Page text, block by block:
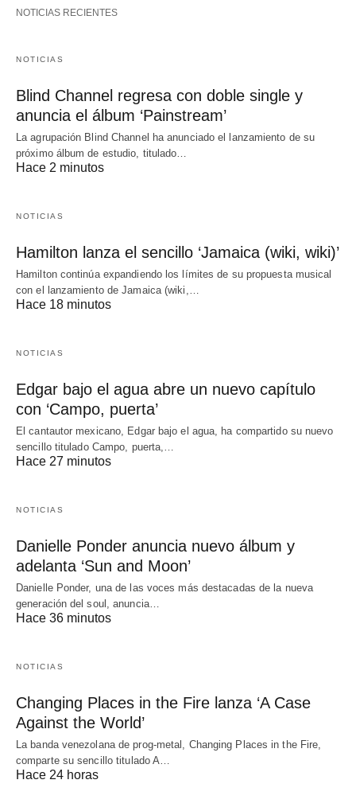
NOTICIAS RECIENTES
NOTICIAS
Blind Channel regresa con doble single y
anuncia el álbum ‘Painstream’
La agrupación Blind Channel ha anunciado el lanzamiento de su
próximo álbum de estudio, titulado…
Hace 2 minutos
NOTICIAS
Hamilton lanza el sencillo ‘Jamaica (wiki, wiki)’
Hamilton continúa expandiendo los límites de su propuesta musical
con el lanzamiento de Jamaica (wiki,…
Hace 18 minutos
NOTICIAS
Edgar bajo el agua abre un nuevo capítulo
con ‘Campo, puerta’
El cantautor mexicano, Edgar bajo el agua, ha compartido su nuevo
sencillo titulado Campo, puerta,…
Hace 27 minutos
NOTICIAS
Danielle Ponder anuncia nuevo álbum y
adelanta ‘Sun and Moon’
Danielle Ponder, una de las voces más destacadas de la nueva
generación del soul, anuncia…
Hace 36 minutos
NOTICIAS
Changing Places in the Fire lanza ‘A Case
Against the World’
La banda venezolana de prog-metal, Changing Places in the Fire,
comparte su sencillo titulado A…
Hace 24 horas